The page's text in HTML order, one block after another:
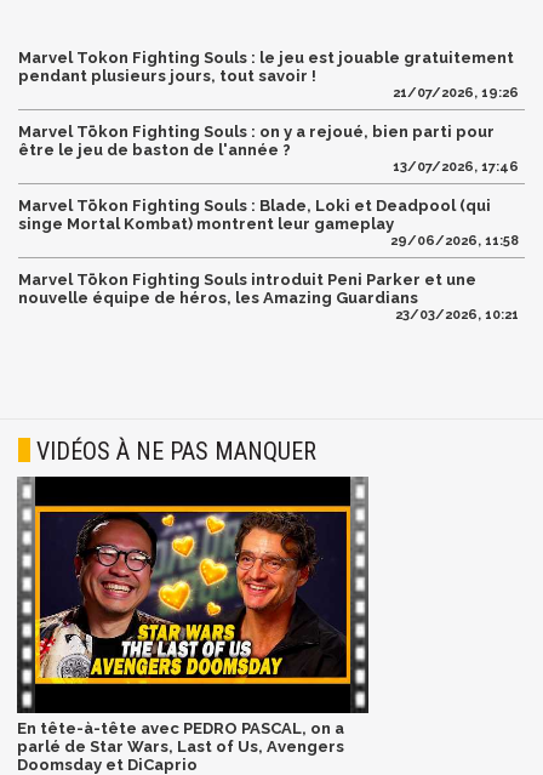
Marvel Tokon Fighting Souls : le jeu est jouable gratuitement
pendant plusieurs jours, tout savoir !
21/07/2026, 19:26
Marvel Tōkon Fighting Souls : on y a rejoué, bien parti pour
être le jeu de baston de l'année ?
13/07/2026, 17:46
Marvel Tōkon Fighting Souls : Blade, Loki et Deadpool (qui
singe Mortal Kombat) montrent leur gameplay
29/06/2026, 11:58
Marvel Tōkon Fighting Souls introduit Peni Parker et une
nouvelle équipe de héros, les Amazing Guardians
23/03/2026, 10:21
VIDÉOS À NE PAS MANQUER
En tête-à-tête avec PEDRO PASCAL, on a
parlé de Star Wars, Last of Us, Avengers
Doomsday et DiCaprio